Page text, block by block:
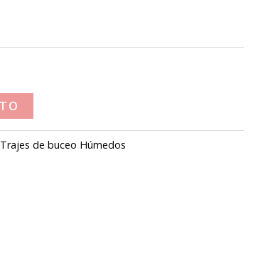
Trajes de buceo Húmedos